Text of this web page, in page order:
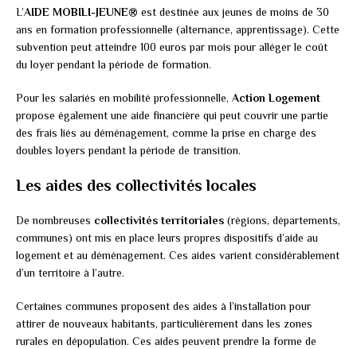
L’AIDE MOBILI-JEUNE® est destinée aux jeunes de moins de 30
ans en formation professionnelle (alternance, apprentissage). Cette
subvention peut atteindre 100 euros par mois pour alléger le coût
du loyer pendant la période de formation.
Pour les salariés en mobilité professionnelle, Action Logement
propose également une aide financière qui peut couvrir une partie
des frais liés au déménagement, comme la prise en charge des
doubles loyers pendant la période de transition.
Les aides des collectivités locales
De nombreuses collectivités territoriales (régions, départements,
communes) ont mis en place leurs propres dispositifs d’aide au
logement et au déménagement. Ces aides varient considérablement
d’un territoire à l’autre.
Certaines communes proposent des aides à l’installation pour
attirer de nouveaux habitants, particulièrement dans les zones
rurales en dépopulation. Ces aides peuvent prendre la forme de